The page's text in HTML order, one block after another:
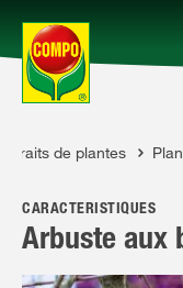
Produits
Conseil
de plantes
CARACTÉRISTIQUES
Arbuste aux